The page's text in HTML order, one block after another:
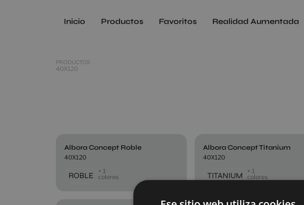
Inicio Productos Favoritos Realidad Aumentada
PRODUCTOS
40X120
Albora Concept Roble
40X120
ROBLE
+ 1
colores
Albora Concept Titanium
40X120
TITANIUM
+ 1
colores